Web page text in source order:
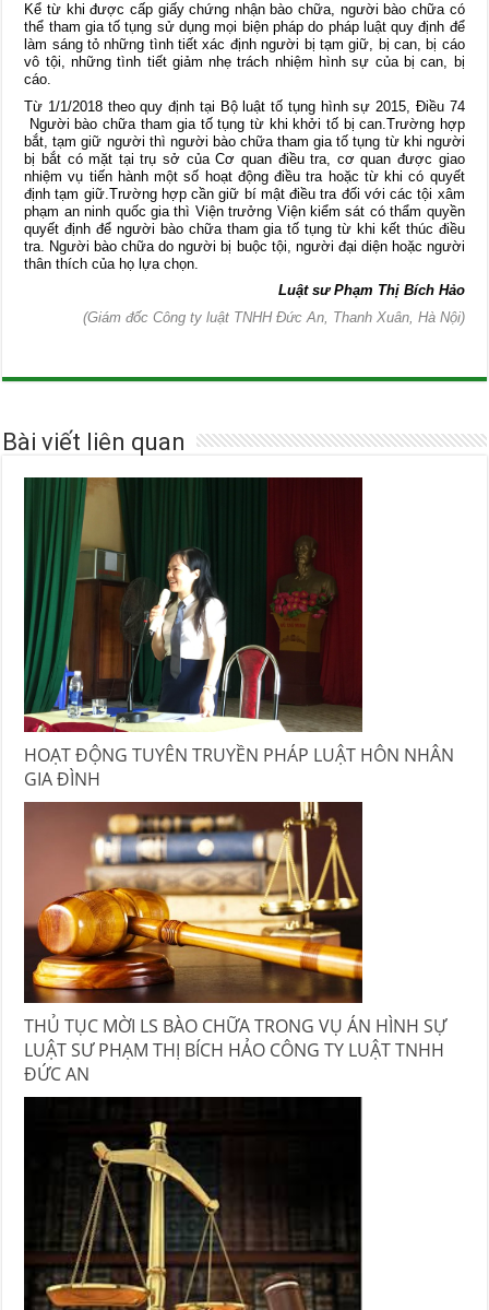
Kể từ khi được cấp giấy chứng nhận bào chữa, người bào chữa có
thể tham gia tố tụng sử dụng mọi biện pháp do pháp luật quy định để
làm sáng tỏ những tình tiết xác định người bị tạm giữ, bị can, bị cáo
vô tội, những tình tiết giảm nhẹ trách nhiệm hình sự của bị can, bị
cáo.
Từ 1/1/2018 theo quy định tại Bộ luật tố tụng hình sự 2015, Điều 74
Người bào chữa tham gia tố tụng từ khi khởi tố bị can.Trường hợp
bắt, tạm giữ người thì người bào chữa tham gia tố tụng từ khi người
bị bắt có mặt tại trụ sở của Cơ quan điều tra, cơ quan được giao
nhiệm vụ tiến hành một số hoạt động điều tra hoặc từ khi có quyết
định tạm giữ.Trường hợp cần giữ bí mật điều tra đối với các tội xâm
phạm an ninh quốc gia thì Viện trưởng Viện kiểm sát có thẩm quyền
quyết định để người bào chữa tham gia tố tụng từ khi kết thúc điều
tra. Người bào chữa do người bị buộc tội, người đại diện hoặc người
thân thích của họ lựa chọn.
Luật sư Phạm Thị Bích Hảo
(Giám đốc Công ty luật TNHH Đức An, Thanh Xuân, Hà Nội)
Bài viết liên quan
HOẠT ĐỘNG TUYÊN TRUYỀN PHÁP LUẬT HÔN NHÂN
GIA ĐÌNH
THỦ TỤC MỜI LS BÀO CHỮA TRONG VỤ ÁN HÌNH SỰ
LUẬT SƯ PHẠM THỊ BÍCH HẢO CÔNG TY LUẬT TNHH
ĐỨC AN